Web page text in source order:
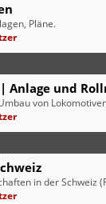
Pläne.
Anlage und
von
in der Schweiz